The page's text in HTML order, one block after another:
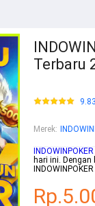
Terbaru
Merek:
INDOWINPOKER
hari ini.